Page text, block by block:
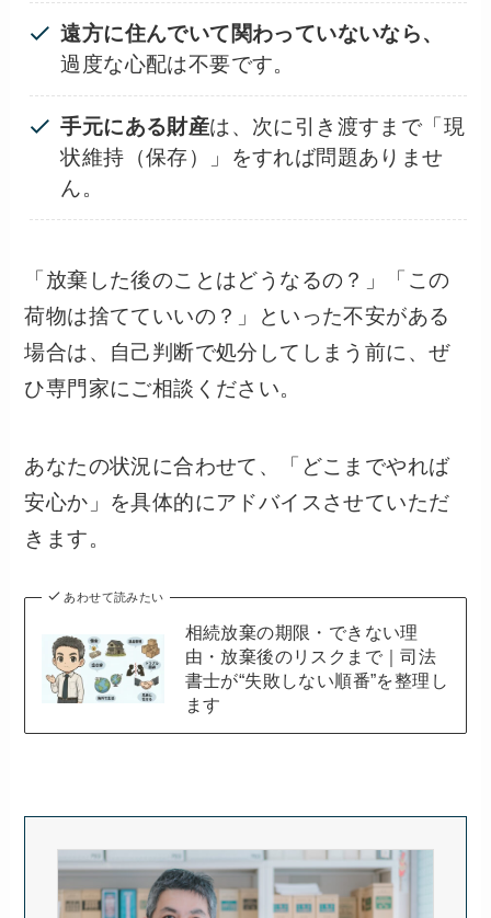
遠方に住んでいて関わっていないなら、
過度な心配は不要です。
手元にある財産は、次に引き渡すまで「現
状維持（保存）」をすれば問題ありませ
ん。
「放棄した後のことはどうなるの？」「この
荷物は捨てていいの？」といった不安がある
場合は、自己判断で処分してしまう前に、ぜ
ひ専門家にご相談ください。
あなたの状況に合わせて、「どこまでやれば
安心か」を具体的にアドバイスさせていただ
きます。
あわせて読みたい
相続放棄の期限・できない理
由・放棄後のリスクまで｜司法
書士が“失敗しない順番”を整理し
ます